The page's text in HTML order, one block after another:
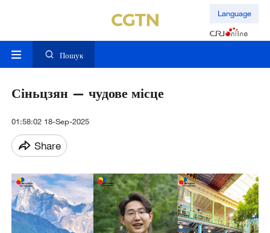
Language
Пошук
Сіньцзян — чудове місце
01:58:02 18-Sep-2025
Share